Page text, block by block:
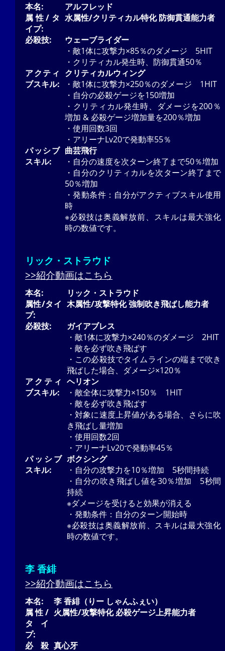
本名:
アルフレッド
属性/タ
イプ:
水属性/クリティカル特化 防御貫通能力者
必殺技:
ウェーブライダー
・敵1体に攻撃力×85％のダメージ 5HIT
・クリティカル発生時、防御貫通50％
アクティ
ブスキル:
クリティカルウィング
・敵1体に攻撃力×250％のダメージ 1HIT
・自分の必殺ゲージを150増加
・クリティカル発生時、ダメージを200％
増加 & 必殺ゲージ増加量を200％増加
・使用回数3回
・アリーナLv20で発動率55％
パッシブ
スキル:
曲芸飛行
・自分の速度を次ターン終了まで50％増加
・自分のクリティカルを次ターン終了まで
50％増加
・発動条件：自分がアクティブスキル使用
時
※必殺技は奥義解放前、スキルは最大強化
時の数値です。
リック・ストラウド
>>紹介動画はこちら
本名:
リック・ストラウド
属性/タイ
プ:
木属性/攻撃特化 強制吹き飛ばし能力者
必殺技:
ガイアブレス
・敵1体に攻撃力×240％のダメージ 2HIT
・敵を必ず吹き飛ばす
・この必殺技でタイムラインの端まで吹き
飛ばした場合、ダメージ×120％
アクティ
ブスキル:
ヘリオン
・敵全体に攻撃力×150％ 1HIT
・敵を必ず吹き飛ばす
・対象に速度上昇値がある場合、さらに吹
き飛ばし量増加
・使用回数2回
・アリーナLv20で発動率45％
パッシブ
スキル:
ボクシング
・自分の攻撃力を10％増加 5秒間持続
・自分の吹き飛ばし値を30％増加 5秒間
持続
※ダメージを受けると効果が消える
・発動条件：自分のターン開始時
※必殺技は奥義解放前、スキルは最大強化
時の数値です。
李 香緋
>>紹介動画はこちら
本名:
李 香緋（りー しゃんふぇい）
属性/
タイ
プ:
火属性/攻撃特化 必殺ゲージ上昇能力者
必殺 真心牙